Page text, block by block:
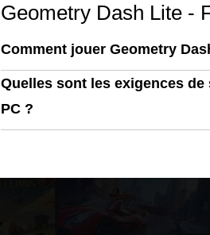
Geometry Dash Lite -
Comment jouer Geometry
Quelles sont les exigences
PC ?